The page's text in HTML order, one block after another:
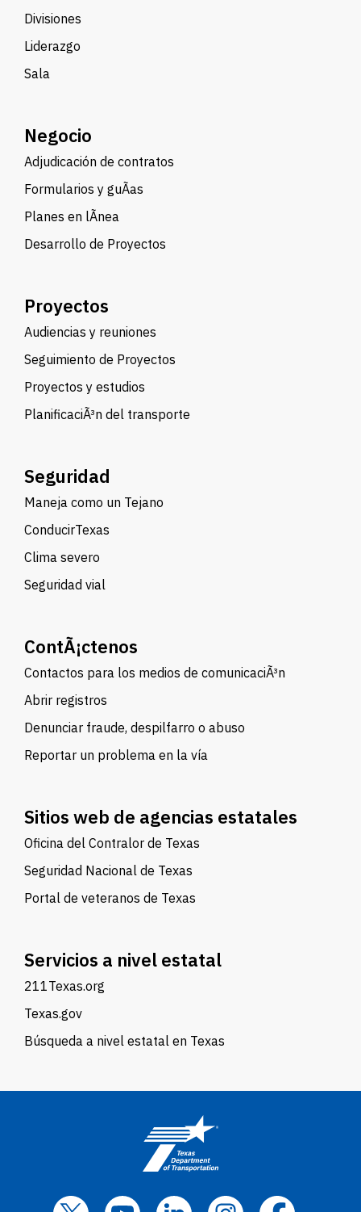
Divisiones
Liderazgo
Sala
Negocio
Adjudicación de contratos
Formularios y guÃ­as
Planes en lÃ­nea
Desarrollo de Proyectos
Proyectos
Audiencias y reuniones
Seguimiento de Proyectos
Proyectos y estudios
PlanificaciÃ³n del transporte
Seguridad
Maneja como un Tejano
ConducirTexas
Clima severo
Seguridad vial
ContÃ¡ctenos
Contactos para los medios de comunicaciÃ³n
Abrir registros
Denunciar fraude, despilfarro o abuso
Reportar un problema en la vía
Sitios web de agencias estatales
Oficina del Contralor de Texas
Seguridad Nacional de Texas
Portal de veteranos de Texas
Servicios a nivel estatal
211Texas.org
Texas.gov
Búsqueda a nivel estatal en Texas